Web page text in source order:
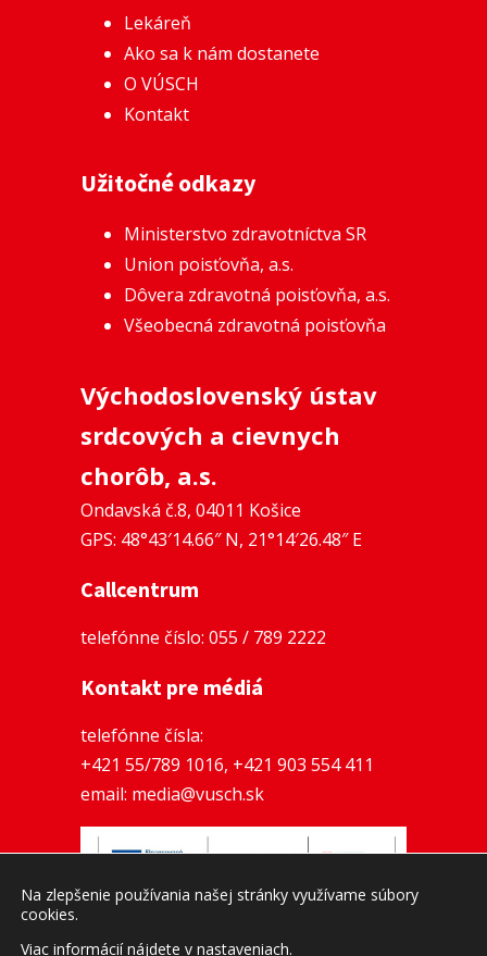
Lekáreň
Ako sa k nám dostanete
O VÚSCH
Kontakt
Užitočné odkazy
Ministerstvo zdravotníctva SR
Union poisťovňa, a.s.
Dôvera zdravotná poisťovňa, a.s.
Všeobecná zdravotná poisťovňa
Východoslovenský ústav
srdcových a cievnych
chorôb, a.s.
Ondavská č.8, 04011 Košice
GPS: 48°43′14.66″ N, 21°14′26.48″ E
Callcentrum
telefónne číslo: 055 / 789 2222
Kontakt pre médiá
telefónne čísla:
+421 55/789 1016, +421 903 554 411
email: media@vusch.sk
Na zlepšenie používania našej stránky využívame súbory
cookies.
Viac informácií nájdete v nastaveniach.